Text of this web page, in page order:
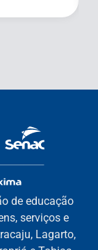
de educação
serviços e
Lagarto,